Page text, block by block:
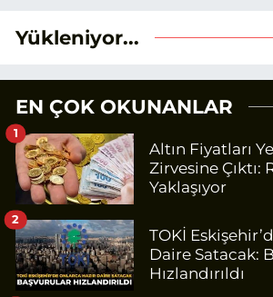
Yükleniyor...
EN ÇOK OKUNANLAR
Altın Fiyatları
Zirvesine Çıktı:
Yaklaşıyor
1
TOKİ
Daire Satacak:
Hızlandırıldı
2